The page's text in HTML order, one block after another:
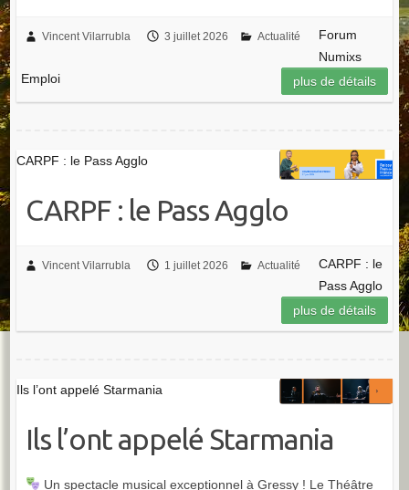
Vincent Vilarrubla 3 juillet 2026 Actualité
Forum
Numixs
Emploi
plus de détails
CARPF : le Pass Agglo
CARPF : le Pass Agglo
Vincent Vilarrubla 1 juillet 2026 Actualité
CARPF : le
Pass Agglo
plus de détails
Ils l’ont appelé Starmania
Ils l’ont appelé Starmania
Un spectacle musical exceptionnel à Gressy ! Le Théâtre